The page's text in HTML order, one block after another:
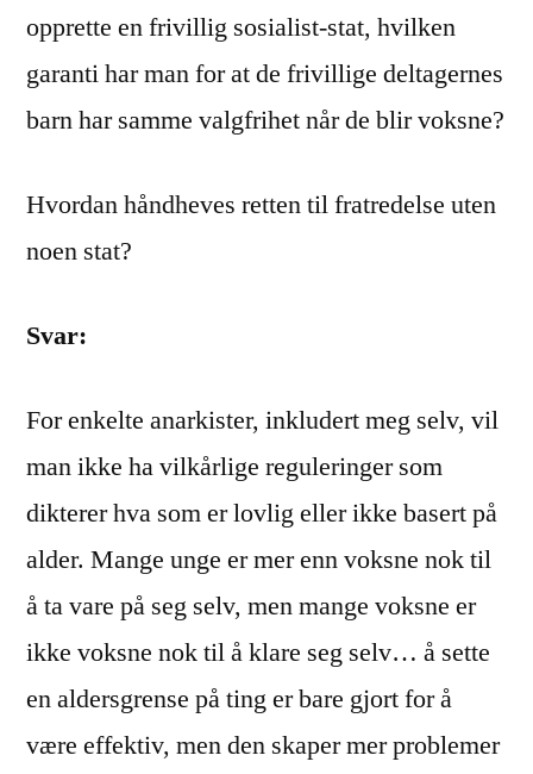
opprette en frivillig sosialist-stat, hvilken
garanti har man for at de frivillige deltagernes
barn har samme valgfrihet når de blir voksne?
Hvordan håndheves retten til fratredelse uten
noen stat?
Svar:
For enkelte anarkister, inkludert meg selv, vil
man ikke ha vilkårlige reguleringer som
dikterer hva som er lovlig eller ikke basert på
alder. Mange unge er mer enn voksne nok til
å ta vare på seg selv, men mange voksne er
ikke voksne nok til å klare seg selv… å sette
en aldersgrense på ting er bare gjort for å
være effektiv, men den skaper mer problemer